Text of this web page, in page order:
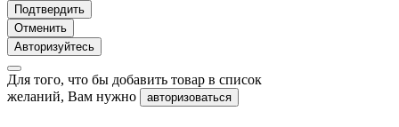
Подтвердить
Отменить
Авторизуйтесь
Для того, что бы добавить товар в список
желаний, Вам нужно
авторизоваться